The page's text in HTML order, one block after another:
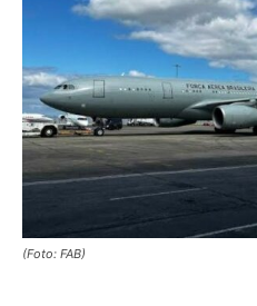
(Foto: FAB)